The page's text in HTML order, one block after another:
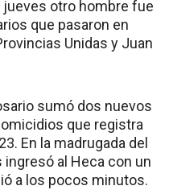
jueves otro hombre fue
que pasaron en
Unidas y Juan
sumó dos nuevos
que registra
En la madrugada del
al Heca con un
a los pocos minutos.